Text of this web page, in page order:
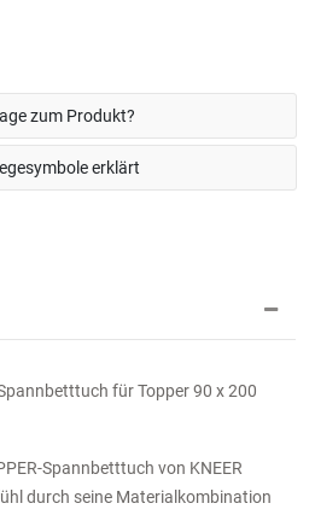
zum Produkt?
erklärt
für Topper 90 x 200
Spannbetttuch von KNEER
durch seine Materialkombination